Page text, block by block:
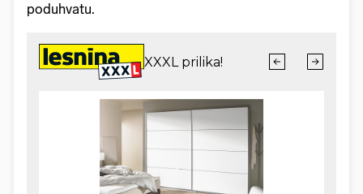
poduhvatu.